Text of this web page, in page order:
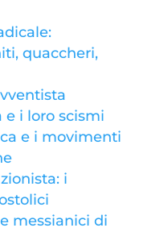
quaccheri,
e i loro scismi
e i movimenti
i
messianici di